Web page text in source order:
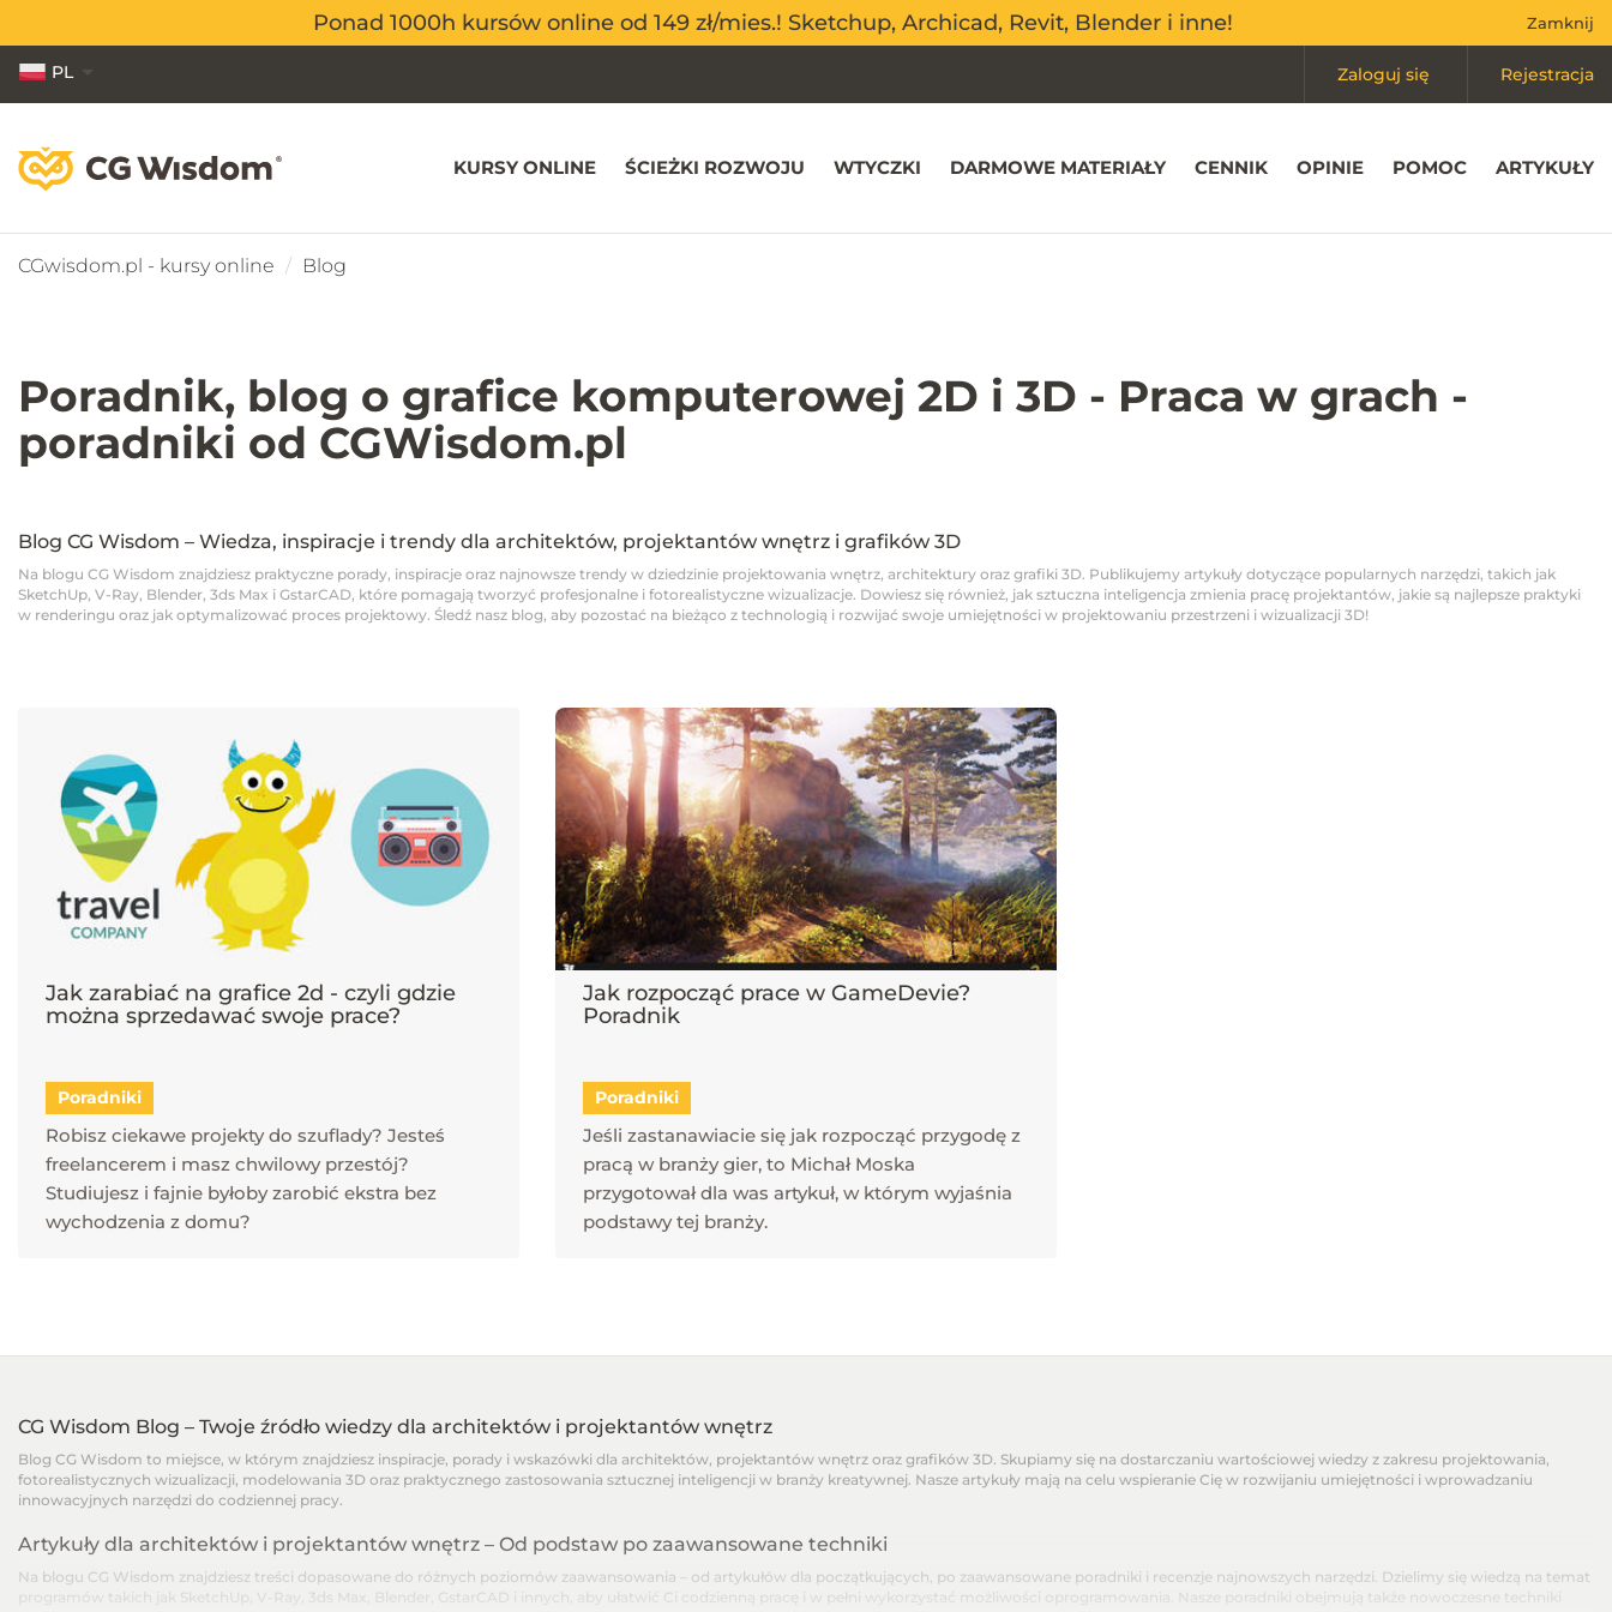
Zamknij
Ponad 1000h kursów online od 149 zł/mies.! Sketchup, Archicad, Revit, Blender i inne! Zamknij
Ponad 1000h kursów online od 149 zł/mies.! Sketchup, Archicad, Revit, Blender i inne!
PL
EN
Mój koszyk
Zaloguj się Rejestracja
KURSY ONLINE ŚCIEŻKI ROZWOJU WTYCZKI DARMOWE MATERIAŁY CENNIK OPINIE POMOC ARTYKUŁY
CGwisdom.pl - kursy online Blog
Poradnik, blog o grafice komputerowej 2D i 3D - Praca w grach -
poradniki od CGWisdom.pl
Blog CG Wisdom – Wiedza, inspiracje i trendy dla architektów, projektantów wnętrz i grafików 3D
Na blogu CG Wisdom znajdziesz praktyczne porady, inspiracje oraz najnowsze trendy w dziedzinie projektowania wnętrz, architektury oraz grafiki 3D. Publikujemy artykuły dotyczące popularnych narzędzi, takich jak
SketchUp, V-Ray, Blender, 3ds Max i GstarCAD, które pomagają tworzyć profesjonalne i fotorealistyczne wizualizacje. Dowiesz się również, jak sztuczna inteligencja zmienia pracę projektantów, jakie są najlepsze praktyki
w renderingu oraz jak optymalizować proces projektowy. Śledź nasz blog, aby pozostać na bieżąco z technologią i rozwijać swoje umiejętności w projektowaniu przestrzeni i wizualizacji 3D!
Jak zarabiać na grafice 2d - czyli gdzie
można sprzedawać swoje prace?
Poradniki
Robisz ciekawe projekty do szuflady? Jesteś
freelancerem i masz chwilowy przestój?
Studiujesz i fajnie byłoby zarobić ekstra bez
wychodzenia z domu?
Jak rozpocząć prace w GameDevie?
Poradnik
Poradniki
Jeśli zastanawiacie się jak rozpocząć przygodę z
pracą w branży gier, to Michał Moska
przygotował dla was artykuł, w którym wyjaśnia
podstawy tej branży.
CG Wisdom Blog – Twoje źródło wiedzy dla architektów i projektantów wnętrz
Blog CG Wisdom to miejsce, w którym znajdziesz inspiracje, porady i wskazówki dla architektów, projektantów wnętrz oraz grafików 3D. Skupiamy się na dostarczaniu wartościowej wiedzy z zakresu projektowania,
fotorealistycznych wizualizacji, modelowania 3D oraz praktycznego zastosowania sztucznej inteligencji w branży kreatywnej. Nasze artykuły mają na celu wspieranie Cię w rozwijaniu umiejętności i wprowadzaniu
innowacyjnych narzędzi do codziennej pracy.
Artykuły dla architektów i projektantów wnętrz – Od podstaw po zaawansowane techniki
Na blogu CG Wisdom znajdziesz treści dopasowane do różnych poziomów zaawansowania – od artykułów dla początkujących, po zaawansowane poradniki i recenzje najnowszych narzędzi. Dzielimy się wiedzą na temat
programów takich jak SketchUp, V-Ray, 3ds Max, Blender, GstarCAD i innych, aby ułatwić Ci codzienną pracę i w pełni wykorzystać możliwości oprogramowania. Nasze poradniki obejmują także nowoczesne techniki